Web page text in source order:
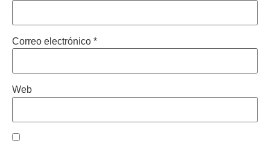
Correo electrónico *
Web